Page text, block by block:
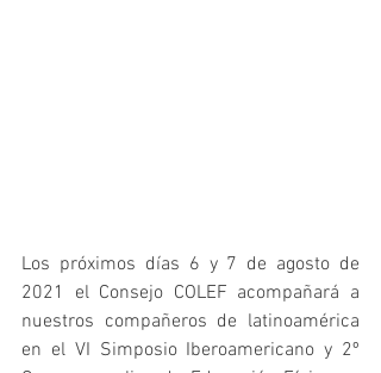
Los próximos días 6 y 7 de agosto de
2021 el Consejo COLEF acompañará a
nuestros compañeros de latinoamérica
en el VI Simposio Iberoamericano y 2º